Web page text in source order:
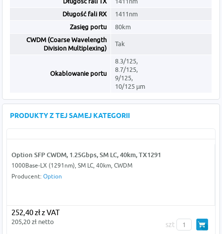
Długość fali RX
1411nm
Zasięg portu
80km
CWDM (Coarse Wavelength
Division Multiplexing)
Tak
Okablowanie portu
8.3/125,
8.7/125,
9/125,
10/125 µm
PRODUKTY Z TEJ SAMEJ KATEGORII
Option SFP CWDM, 1.25Gbps, SM LC, 40km, TX1291
1000Base-LX (1291nm), SM LC, 40km, CWDM
Producent: Option
252,40 zł z VAT
205,20 zł netto szt